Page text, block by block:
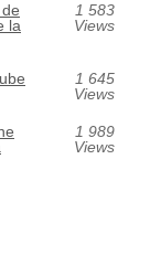
la
1 583
Views
1 645
Views
1 989
Views